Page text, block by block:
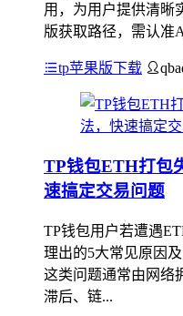
用，为用户提供清晰
版获取路径，需认准
tp苹果版下载
TP钱包ETH打包
速搞定交易问题
TP钱包用户若遭遇
理出的5大常见原因
这类问题通常由网络
滞后、链...